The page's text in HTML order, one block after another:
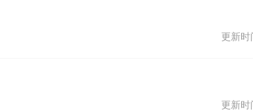
更新时
更新时